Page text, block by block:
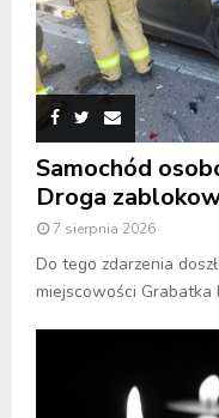
Samochód
Droga
7 sierpnia 2026
Do tego zdarzenia
miejscowości Grabatka